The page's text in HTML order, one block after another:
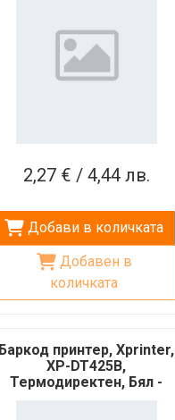
2,27 € / 4,44 лв.
Добави в количката
Добавен в
количката
Баркод принтер, Xprinter,
XP-DT425B,
Термодиректен, Бял -